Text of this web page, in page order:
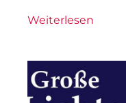
Weiterlesen